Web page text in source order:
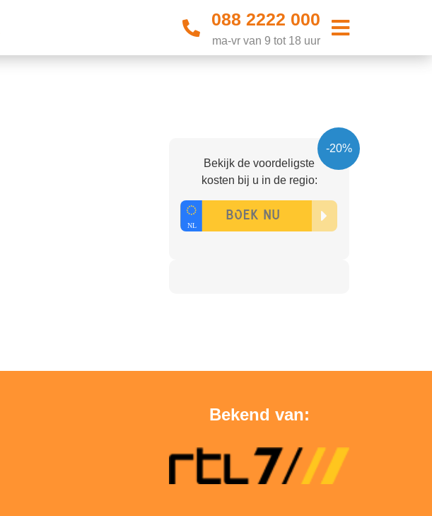
088 2222 000
ma-vr van 9 tot 18 uur
-20%
Bekijk de voordeligste
kosten bij u in de regio:
Bekend van: